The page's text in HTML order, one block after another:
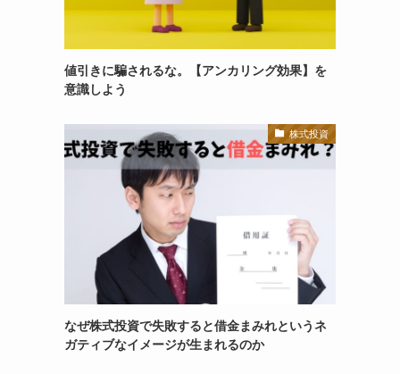
値引きに騙されるな。【アンカリング効果】を
意識しよう
株式投資
なぜ株式投資で失敗すると借金まみれというネ
ガティブなイメージが生まれるのか